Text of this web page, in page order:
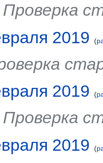
2019
2019
2019